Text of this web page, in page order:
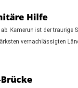
Hilfe
Kamerun ist der traurige
vernachlässigten